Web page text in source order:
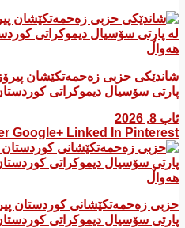
هەواڵ
پارتی سۆسیال دیموکراتی
ئاب 8, 2026
Google+ Linked In Pinterest
هەواڵ
​حزبی زەحمەتکێشانی کوردستان
پارتی سۆسیال دیموکراتی